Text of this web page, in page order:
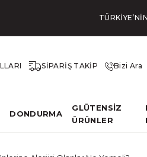
SİPARİŞ TAKİP Bizi Ara
DONDURMA
GLÜTENSİZ
ÜRÜNLER